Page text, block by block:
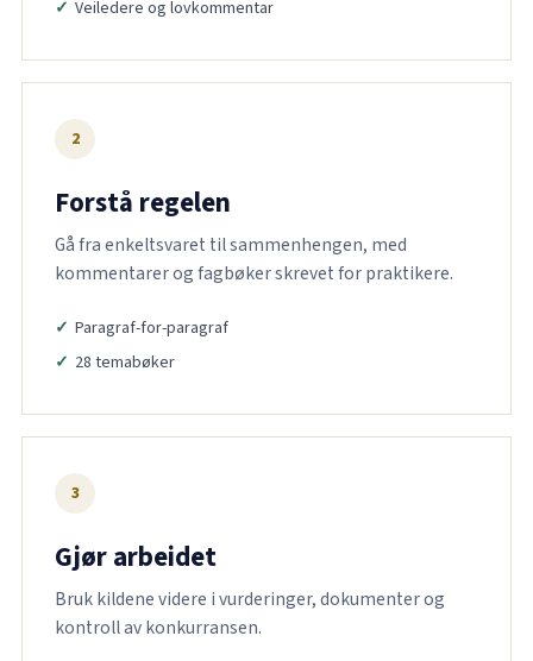
Veiledere og lovkommentar
2
Forstå regelen
Gå fra enkeltsvaret til sammenhengen, med
kommentarer og fagbøker skrevet for praktikere.
Paragraf-for-paragraf
28 temabøker
3
Gjør arbeidet
Bruk kildene videre i vurderinger, dokumenter og
kontroll av konkurransen.